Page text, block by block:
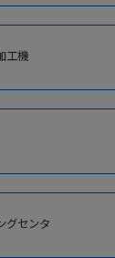
ニングセンタ
ード加工専用機
工機
工機
グセンタ
グセンタ